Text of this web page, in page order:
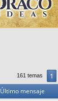
161 temas 1
Último mensaje